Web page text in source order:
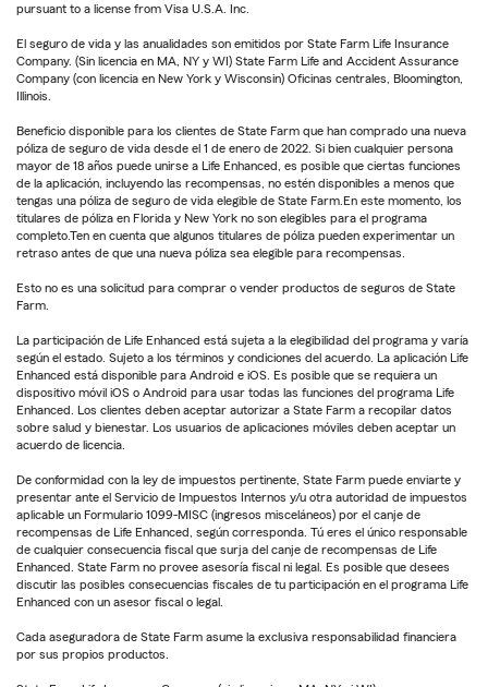
pursuant to a license from Visa U.S.A. Inc.
El seguro de vida y las anualidades son emitidos por State Farm Life Insurance
Company. (Sin licencia en MA, NY y WI) State Farm Life and Accident Assurance
Company (con licencia en New York y Wisconsin) Oficinas centrales, Bloomington,
Illinois.
Beneficio disponible para los clientes de State Farm que han comprado una nueva
póliza de seguro de vida desde el 1 de enero de 2022. Si bien cualquier persona
mayor de 18 años puede unirse a Life Enhanced, es posible que ciertas funciones
de la aplicación, incluyendo las recompensas, no estén disponibles a menos que
tengas una póliza de seguro de vida elegible de State Farm.En este momento, los
titulares de póliza en Florida y New York no son elegibles para el programa
completo.Ten en cuenta que algunos titulares de póliza pueden experimentar un
retraso antes de que una nueva póliza sea elegible para recompensas.
Esto no es una solicitud para comprar o vender productos de seguros de State
Farm.
La participación de Life Enhanced está sujeta a la elegibilidad del programa y varía
según el estado. Sujeto a los términos y condiciones del acuerdo. La aplicación Life
Enhanced está disponible para Android e iOS. Es posible que se requiera un
dispositivo móvil iOS o Android para usar todas las funciones del programa Life
Enhanced. Los clientes deben aceptar autorizar a State Farm a recopilar datos
sobre salud y bienestar. Los usuarios de aplicaciones móviles deben aceptar un
acuerdo de licencia.
De conformidad con la ley de impuestos pertinente, State Farm puede enviarte y
presentar ante el Servicio de Impuestos Internos y/u otra autoridad de impuestos
aplicable un Formulario 1099-MISC (ingresos misceláneos) por el canje de
recompensas de Life Enhanced, según corresponda. Tú eres el único responsable
de cualquier consecuencia fiscal que surja del canje de recompensas de Life
Enhanced. State Farm no provee asesoría fiscal ni legal. Es posible que desees
discutir las posibles consecuencias fiscales de tu participación en el programa Life
Enhanced con un asesor fiscal o legal.
Cada aseguradora de State Farm asume la exclusiva responsabilidad financiera
por sus propios productos.